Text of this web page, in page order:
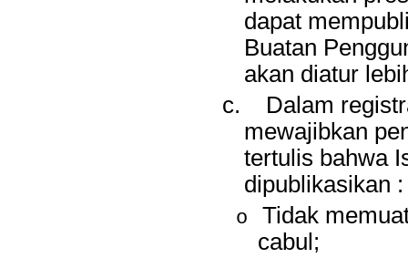
dapat
Buatan
akan diatur
c.
Dalam
mewajibkan
tertulis bahwa
dipublikasikan :
o
Tidak
cabul;